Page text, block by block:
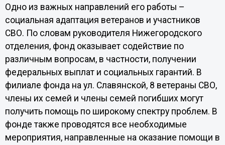
Одно из важных направлений его работы –
социальная адаптация ветеранов и участников
СВО. По словам руководителя Нижегородского
отделения, фонд оказывает содействие по
различным вопросам, в частности, получении
федеральных выплат и социальных гарантий. В
филиале фонда на ул. Славянской, 8 ветераны СВО,
члены их семей и члены семей погибших могут
получить помощь по широкому спектру проблем. В
фонде также проводятся все необходимые
мероприятия, направленные на оказание помощи в